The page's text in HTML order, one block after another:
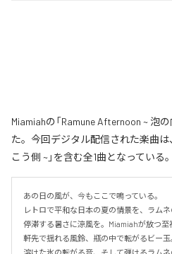
Miamiahの「Ramune Afternoon ~ 泡
た。今回デジタル配信された楽曲は
こう側 ~」を含む全1曲となっている。
あの日の風が、今もここで鳴っている。
レトロで平和な日本の夏の情景を、ラムネ
停滞する暑さに涼風を。Miamiahが放つ至
軒先で揺れる風鈴、瓶の中で転がるビー玉